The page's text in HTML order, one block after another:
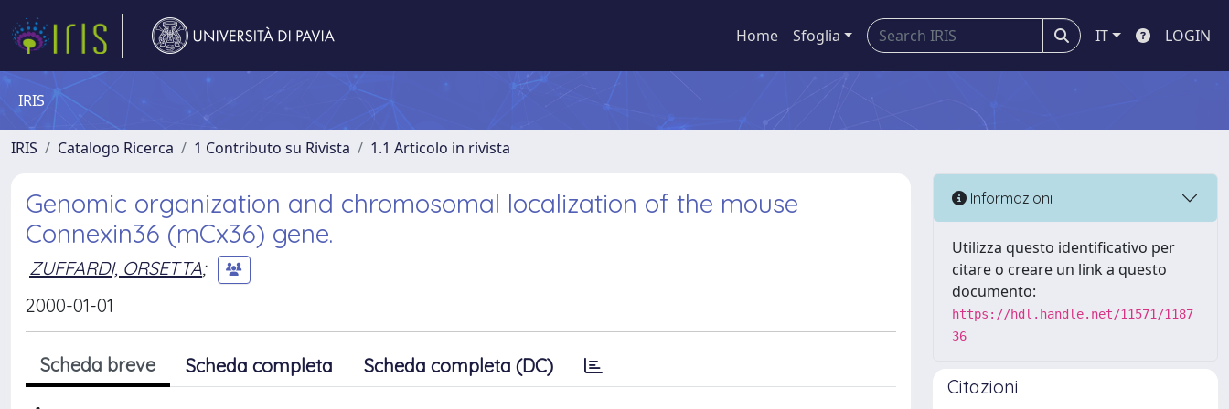
Home Sfoglia IT LOGIN
IRIS
IRIS Catalogo Ricerca 1 Contributo su Rivista 1.1 Articolo in rivista
Genomic organization and chromosomal localization of the mouse
Connexin36 (mCx36) gene.
ZUFFARDI, ORSETTA;
2000-01-01
Scheda breve Scheda completa Scheda completa (DC)
Informazioni
Utilizza questo identificativo per
citare o creare un link a questo
documento:
https://hdl.handle.net/11571/1187
36
Citazioni